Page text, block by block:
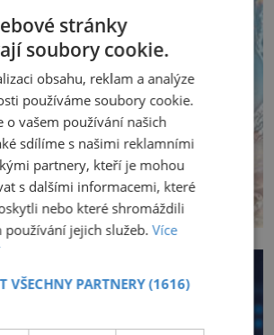
stránky
soubory cookie.
obsahu, reklam a analýze
používáme soubory cookie.
o vašem používání našich
sdílíme s našimi reklamními
partnery, kteří je mohou
s dalšími informacemi, které
nebo které shromáždili
používání jejich služeb.Více
VŠECHNY PARTNERY(1616)